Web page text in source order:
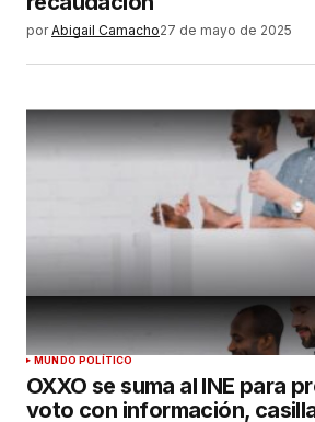
por Abigail Camacho27 de mayo de 2025
MUNDO POLÍTICO
OXXO se suma al INE para
voto con información,